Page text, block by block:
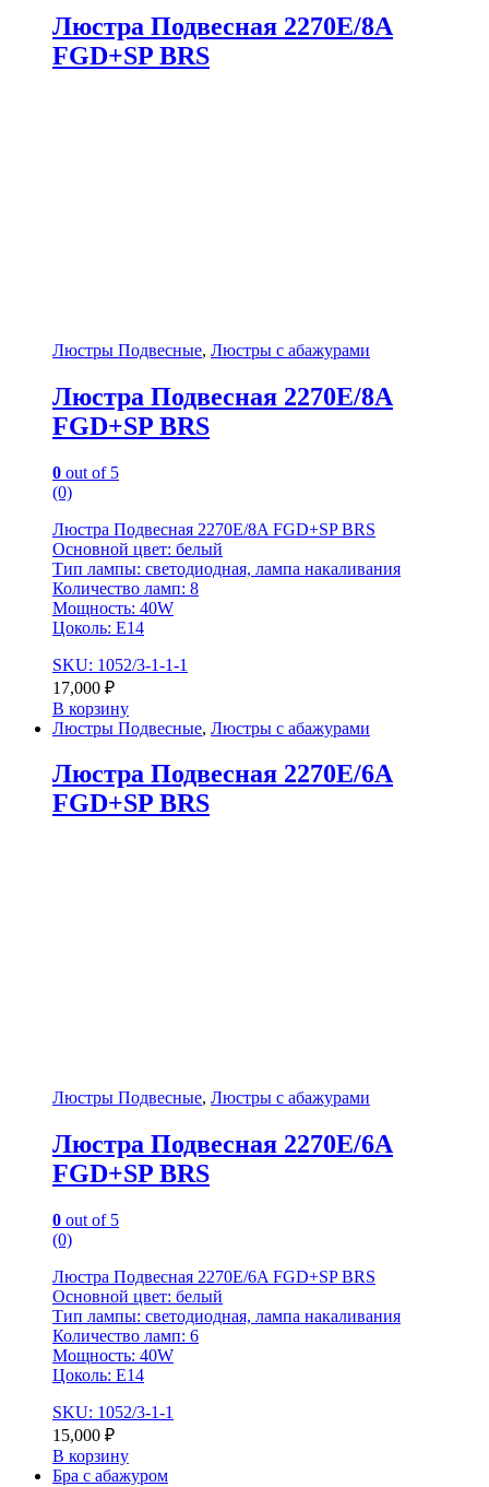
Люстра Подвесная 2270E/8A
FGD+SP BRS
Люстры Подвесные, Люстры с абажурами
Люстра Подвесная 2270E/8A
FGD+SP BRS
0 out of 5
(0)
Люстра Подвесная 2270E/8A FGD+SP BRS
Основной цвет: белый
Тип лампы: светодиодная, лампа накаливания
Количество ламп: 8
Мощность: 40W
Цоколь: Е14
SKU: 1052/3-1-1-1
17,000 ₽
В корзину
Люстры Подвесные, Люстры с абажурами
Люстра Подвесная 2270E/6A
FGD+SP BRS
Люстры Подвесные, Люстры с абажурами
Люстра Подвесная 2270E/6A
FGD+SP BRS
0 out of 5
(0)
Люстра Подвесная 2270E/6A FGD+SP BRS
Основной цвет: белый
Тип лампы: светодиодная, лампа накаливания
Количество ламп: 6
Мощность: 40W
Цоколь: Е14
SKU: 1052/3-1-1
15,000 ₽
В корзину
Бра с абажуром